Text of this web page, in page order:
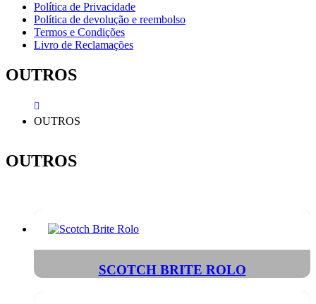
Política de Privacidade
Política de devolução e reembolso
Termos e Condições
Livro de Reclamações
OUTROS
OUTROS
OUTROS
SCOTCH BRITE ROLO